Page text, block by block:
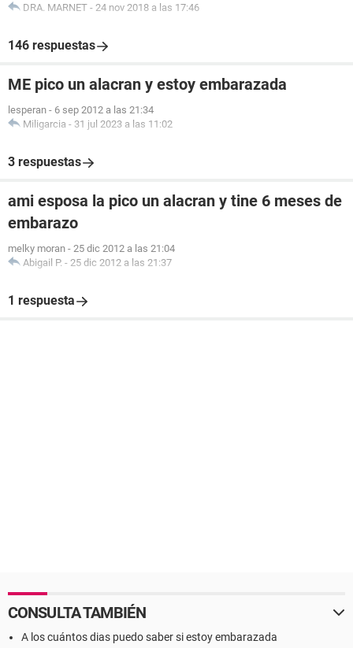
DRA. MARNET - 24 nov 2018 a las 17:46
146 respuestas
ME pico un alacran y estoy embarazada
lesperan - 6 sep 2012 a las 21:34
Miligarcia - 31 jul 2023 a las 11:02
3 respuestas
ami esposa la pico un alacran y tine 6 meses de
embarazo
melky moran - 25 dic 2012 a las 21:04
Abigail P. - 25 dic 2012 a las 21:37
1 respuesta
CONSULTA TAMBIÉN
A los cuántos dias puedo saber si estoy embarazada